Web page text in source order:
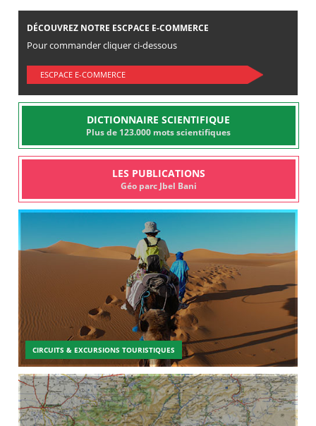
DÉCOUVREZ NOTRE ESCPACE E-COMMERCE
Pour commander cliquer ci-dessous
ESCPACE E-COMMERCE
DICTIONNAIRE SCIENTIFIQUE
Plus de 123.000 mots scientifiques
LES PUBLICATIONS
Géo parc Jbel Bani
CIRCUITS & EXCURSIONS TOURISTIQUES